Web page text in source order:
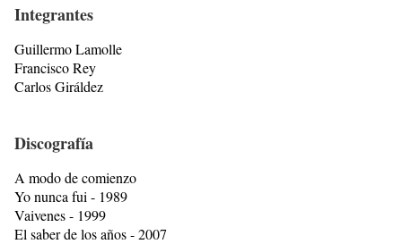
Integrantes
Guillermo Lamolle
Francisco Rey
Carlos Giráldez
Discografía
A modo de comienzo
Yo nunca fui - 1989
Vaivenes - 1999
El saber de los años - 2007